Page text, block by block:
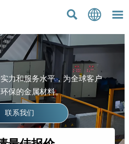
  
力和服务水平，为全球客户
保的金属材料。
联系我们